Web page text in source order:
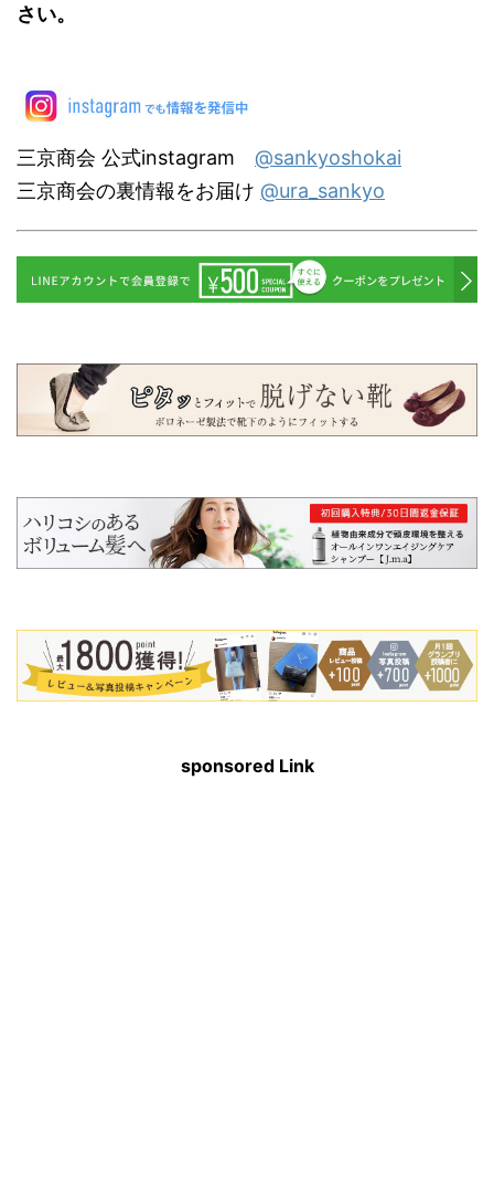
さい。
三京商会 公式instagram @sankyoshokai
三京商会の裏情報をお届け @ura_sankyo
sponsored Link